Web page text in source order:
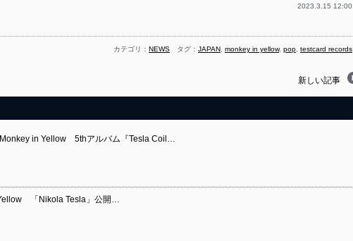
2023.3.15 12:00
カテゴリ： NEWS タグ： JAPAN monkey in yellow, pop testcard records
新しい記事
Monkey in Yellow 5thアルバム『Tesla Coil…
「Nikola Tesla」公開…